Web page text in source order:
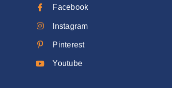
Facebook
Instagram
Pinterest
Youtube